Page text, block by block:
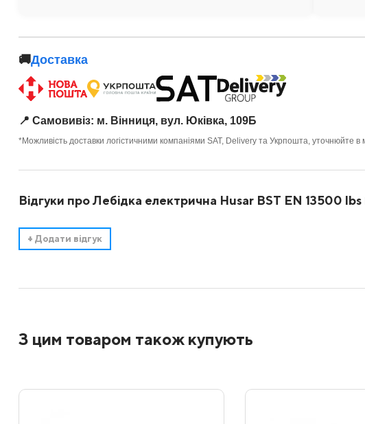
🚚Доставка
📍 Самовивіз: м. Вінниця, вул. Юківка, 109Б
*Можливість доставки логістичними компаніями SAT, Delivery та Укрпошта, уточнюйте
Відгуки про Лебідка електрична Husar BST EN 13500 lbs
+ Додати відгук
З цим товаром також купують